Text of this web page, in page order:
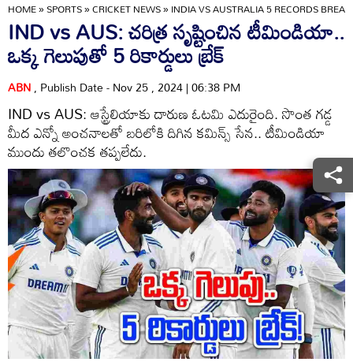
HOME»SPORTS»CRICKET NEWS»INDIA VS AUSTRALIA 5 RECORDS
IND vs AUS: చరిత్ర సృష్టించిన టీమిండియా..
ఒక్క గెలుపుతో 5 రికార్డులు బ్రేక్
ABN, Publish Date - Nov 25 , 2024 | 06:38 PM
IND vs AUS: ఆస్ట్రేలియాకు దారుణ ఓటమి ఎదురైంది. సొంత గడ్డ
మీద ఎన్నో అంచనాలతో బరిలోకి దిగిన కమిన్స్ సేన.. టీమిండియా
ముందు తలొంచక తప్పలేదు.